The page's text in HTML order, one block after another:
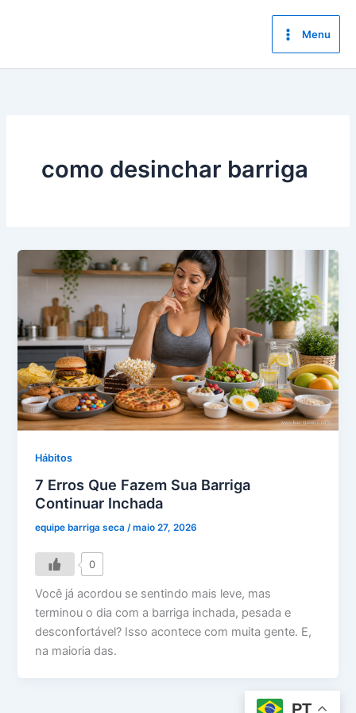
conteúdo
Menu
como desinchar barriga
Hábitos
7 Erros Que Fazem Sua Barriga
Continuar Inchada
equipe barriga seca/maio 27, 2026
0
Você já acordou se sentindo mais leve, mas
terminou o dia com a barriga inchada, pesada e
desconfortável? Isso acontece com muita gente. E,
na maioria das.
PT